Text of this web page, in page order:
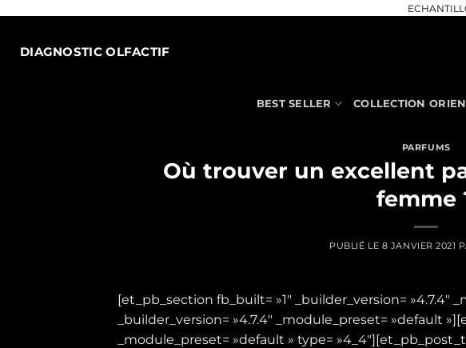
contenu
DIAGNOSTIC OLFACTIF
BEST SELLER COLLECTION
PARFUMS
Où trouver un excellent
femme
PUBLIÉ LE 8 JANVIER 2021
[et_pb_section fb_built= »1″ _builder_version= »4.7.4″
_builder_version= »4.7.4″ _module_preset= »default
_module_preset= »default » type=